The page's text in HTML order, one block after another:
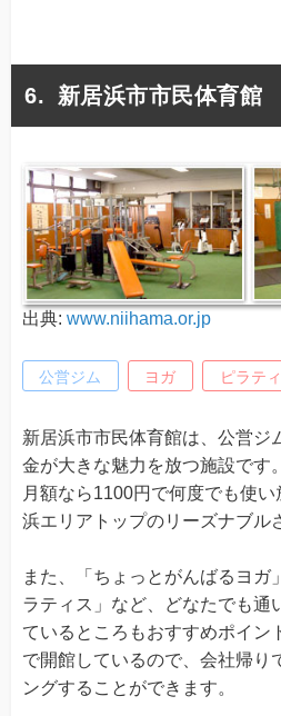
新居浜市市民体育館
出典: www.niihama.or.jp
公営ジム ヨガ ピラテ
新居浜市市民体育館は、公営ジ
金が大きな魅力を放つ施設です
月額なら1100円で何度でも使
浜エリアトップのリーズナブル
また、「ちょっとがんばるヨガ
ラティス」など、どなたでも通
ているところもおすすめポイン
で開館しているので、会社帰り
ングすることができます。